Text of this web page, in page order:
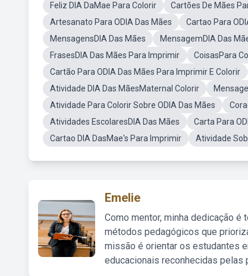
Feliz DIA DaMae Para Colorir
Cartões De Mães
Artesanato Para ODIA Das Mães
Cartao Para
MensagensDIA Das Mães
MensagemDIA Das
FrasesDIA Das Mães Para Imprimir
CoisasPara
Cartão Para ODIA Das Mães Para Imprimir E Colorir
Atividade DIA Das MãesMaternal Colorir
Atividade Para Colorir Sobre ODIA Das Mães
Atividades EscolaresDIA Das Mães
Carta Para
Cartao DIA DasMae's Para Imprimir
Atividade
Emelie
Como mentor, minha dedicação
métodos pedagógicos que
missão é orientar os estudantes
educacionais reconhecidas pelas